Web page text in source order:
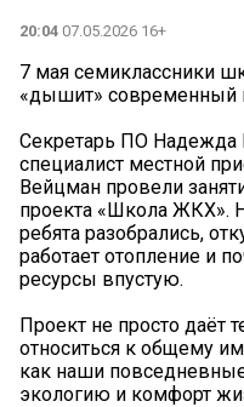
20:04 07.05.2026 16+
7 мая семиклассники
«дышит» современный
Секретарь ПО Надежда
специалист местной
Вейцман провели
проекта «Школа ЖКХ».
ребята разобрались,
работает отопление и
ресурсы впустую.
Проект не просто даёт
относиться к общему
как наши
экологию и комфорт